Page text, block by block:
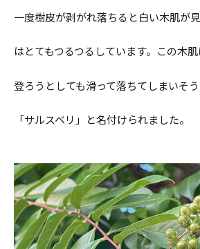
Beauty &
ブランシュ サ
花の名前・種
お買いもの
一度樹皮が剥がれ落ちると白い木肌が
はとてもつるつるしています。この木
登ろうとしても滑って落ちてしまいそ
「サルスベリ」と名付けられました。